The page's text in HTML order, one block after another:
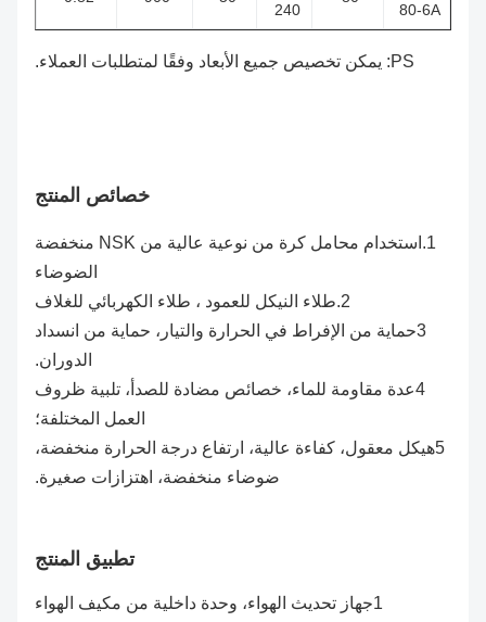
80-6A
خصائص المنتج
1.استخدام محامل كرة من نوعية عالية من NSK منخفضة
الضوضاء
3حماية من الإفراط في الحرارة والتيار، حماية من انسداد
الدوران.
4عدة مقاومة للماء، خصائص مضادة للصدأ، تلبية ظروف
العمل المختلفة؛
5هيكل معقول، كفاءة عالية، ارتفاع درجة الحرارة منخفضة،
ضوضاء منخفضة، اهتزازات صغيرة.
تطبيق المنتج